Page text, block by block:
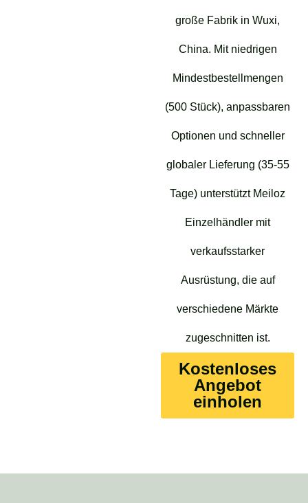
große Fabrik in Wuxi,
China. Mit niedrigen
Mindestbestellmengen
(500 Stück), anpassbaren
Optionen und schneller
globaler Lieferung (35-55
Tage) unterstützt Meiloz
Einzelhändler mit
verkaufsstarker
Ausrüstung, die auf
verschiedene Märkte
zugeschnitten ist.
Kostenloses
Angebot
einholen